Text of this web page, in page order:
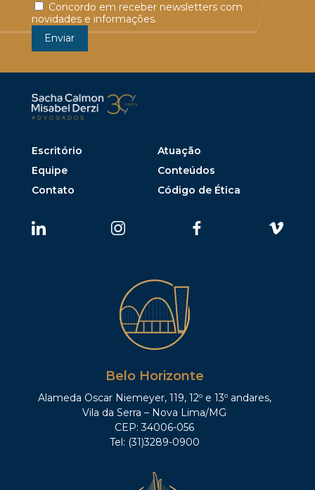
Concordo em receber newsletters com
novidades e informações.
Escritório
Atuação
Equipe
Conteúdos
Contato
Código de Ética
Belo Horizonte
Alameda Oscar Niemeyer, 119, 12º e 13º andares,
Vila da Serra – Nova Lima/MG
CEP: 34006-056
Tel: (31)3289-0900